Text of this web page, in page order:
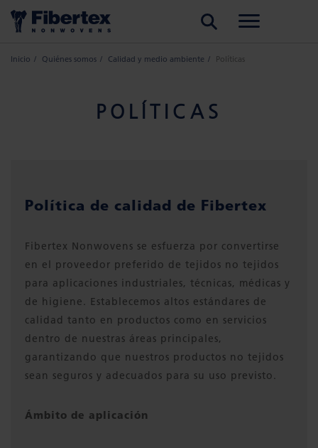
Inicio Quiénes somos Calidad y medio ambiente Políticas
POLÍTICAS
Política de calidad de Fibertex
Fibertex Nonwovens se esfuerza por convertirse
en el proveedor preferido de tejidos no tejidos
para aplicaciones industriales, técnicas, médicas y
de higiene. Establecemos altos estándares de
calidad tanto en productos como en servicios
dentro de nuestras áreas principales,
garantizando que nuestros productos no tejidos
sean seguros y adecuados para su uso previsto.
Ámbito de aplicación